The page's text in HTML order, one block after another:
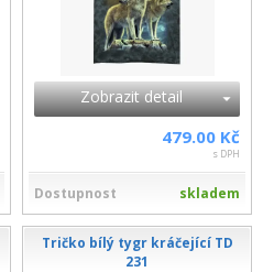
Zobrazit detail
479.00 Kč
s DPH
Dostupnost skladem
Tričko bílý tygr kráčející TD
231